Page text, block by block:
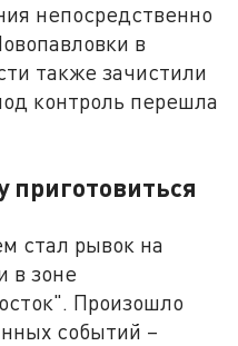
непосредственно
в
также зачистили
контроль перешла
приготовиться
стал рывок на
в зоне
Произошло
событий –